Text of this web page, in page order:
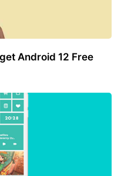
Android 12 Free